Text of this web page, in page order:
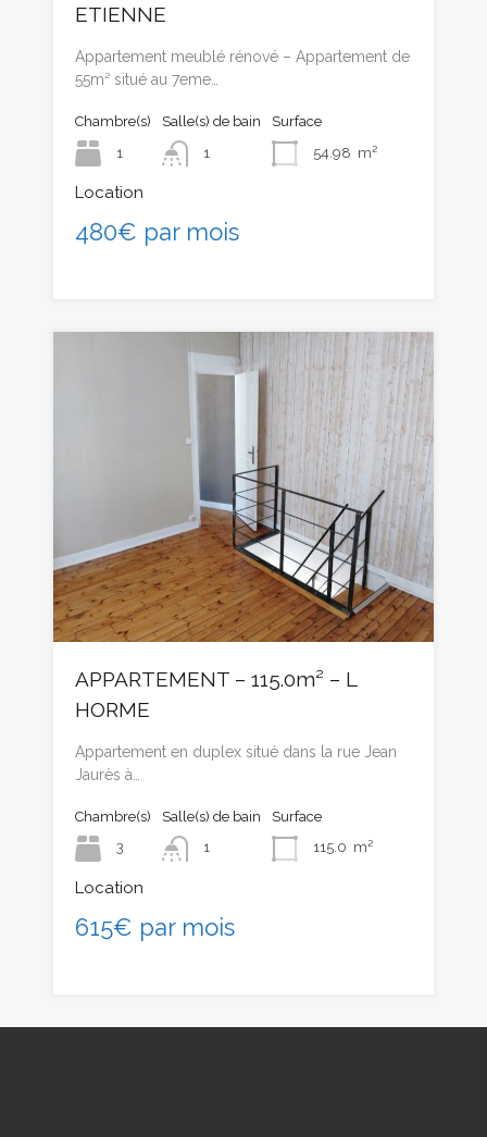
ETIENNE
Appartement meublé rénové – Appartement de
55m² situé au 7eme…
Chambre(s)
1
Salle(s) de bain
1
Surface
54.98 m²
Location
480€ par mois
APPARTEMENT – 115.0m² – L
HORME
Appartement en duplex situé dans la rue Jean
Jaurès à…
Chambre(s)
3
Salle(s) de bain
1
Surface
115.0 m²
Location
615€ par mois